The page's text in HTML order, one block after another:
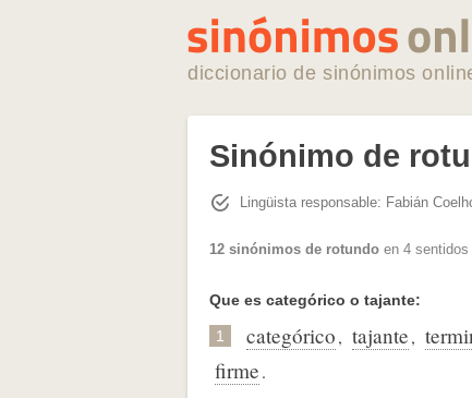
diccionario de sinónimos
Sinónimo de
Lingüista responsable: Fabián
12 sinónimos de rotundo en 4
Que es categórico o tajante:
1 categórico, tajante,
firme.